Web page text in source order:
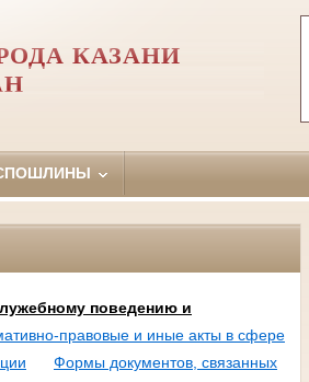
КАЗАНИ
поведению и
правовые и иные акты в сфере
Формы документов, связанных